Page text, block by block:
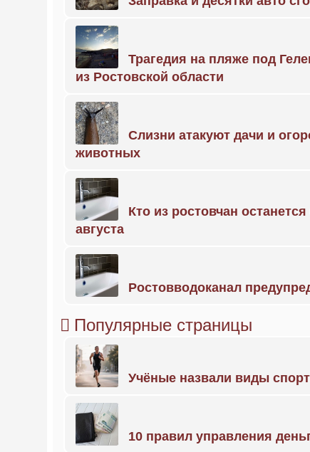
Трагедия на пляже под
из Ростовской области
Слизни атакуют дачи и
животных
Кто из ростовчан
августа
Ростовводоканал
Популярные страницы
Учёные назвали виды
10 правил управления